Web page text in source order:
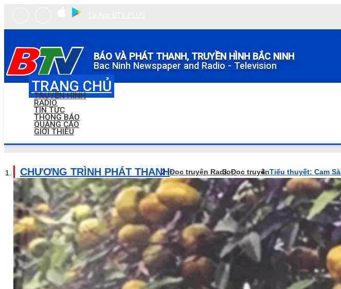
BÁO VÀ PHÁT THANH, TRUYỀN HÌNH BẮC NINH
Bac Ninh Newspaper and Radio - Television
TRANG CHỦ
TRUYỀN HÌNH
RADIO
TIN TỨC
THÔNG BÁO
QUẢNG CÁO
GIỚI THIỆU
CHƯƠNG TRÌNH PHÁT THANHĐọc truyện RadioĐọc truyệnTiểu thuyết: Cam